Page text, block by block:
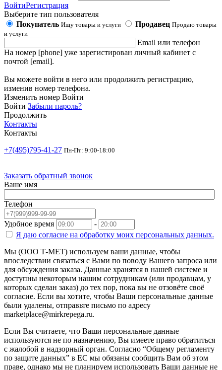
ВойтиРегистрация
Выберите тип пользователя
Покупатель Ищу товары и услуги Продавец Продаю товары
и услуги
Email или телефон
На номер [phone] уже зарегистирован личный кабинет с
почтой [email].
Вы можете войти в него или продолжить регистрацию,
изменив номер телефона.
Изменить номер Войти
Войти Забыли пароль?
Продолжить
Контакты
Контакты
+7(495)795-41-27 Пн-Пт: 9:00-18:00
Заказать обратный звонок
Ваше имя
Телефон
Удобное время
-
Я даю согласие на обработку моих персональных данных.
Мы (ООО Т-МЕТ) используем ваши данные, чтобы
впоследствии связаться с Вами по поводу Вашего запроса или
для обсуждения заказа. Данные хранятся в нашей системе и
доступны некоторым нашим сотрудникам (или продавцам, у
которых сделан заказ) до тех пор, пока вы не отзовёте своё
согласие. Если вы хотите, чтобы Ваши персональные данные
были удалены, отправьте письмо по адресу
marketplace@mirkrepega.ru.
Если Вы считаете, что Ваши персональные данные
используются не по назначению, Вы имеете право обратиться
с жалобой в надзорный орган. Согласно “Общему регламенту
по защите данных” в ЕС мы обязаны сообщить Вам об этом
праве, однако мы не планируем использовать Ваши данные не